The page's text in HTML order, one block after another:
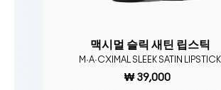
맥시멀 슬릭 새틴 립스틱
M·A·CXIMAL SLEEK SATIN LIPSTICK
₩ 39,000